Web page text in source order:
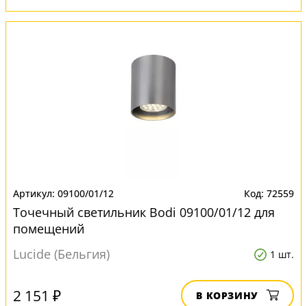
09100/01/12 72559
Точечный светильник Bodi 09100/01/12 для
помещений
Lucide (Бельгия)
1 шт.
2 151 ₽ В КОРЗИНУ